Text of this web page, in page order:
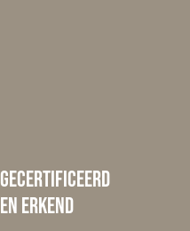
GECERTIFICEERD
EN ERKEND